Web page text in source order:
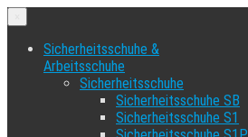
Sicherheitsschuhe &
Arbeitsschuhe
Sicherheitsschuhe
Sicherheitsschuhe SB
Sicherheitsschuhe S1